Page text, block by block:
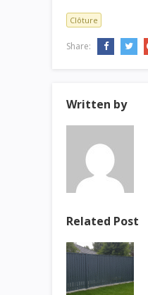
Clôture
Share:
Written by
Related Post